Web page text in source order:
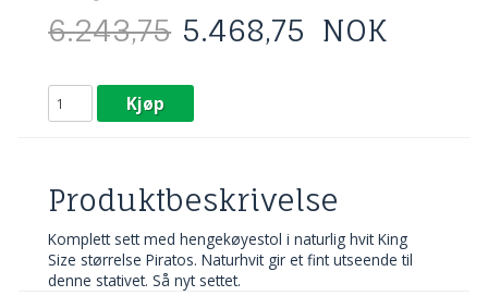
6.243,75 5.468,75 NOK
Kjøp
Produktbeskrivelse
Komplett sett med hengekøyestol i naturlig hvit King
Size størrelse Piratos. Naturhvit gir et fint utseende til
denne stativet. Så nyt settet.